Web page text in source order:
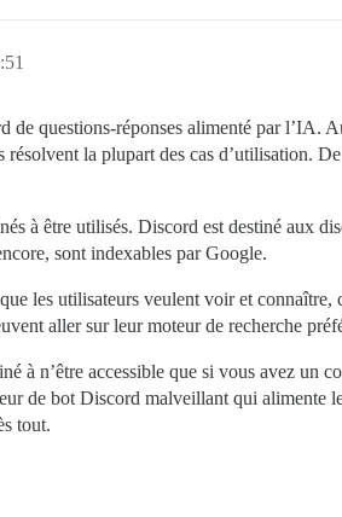
de questions-réponses alimenté par l’IA.
la plupart des cas d’utilisation.
à être utilisés. Discord est destiné aux
sont indexables par Google.
les utilisateurs veulent voir et
aller sur leur moteur de recherche
à n’être accessible que si vous avez un
de bot Discord malveillant qui alimente
tout.